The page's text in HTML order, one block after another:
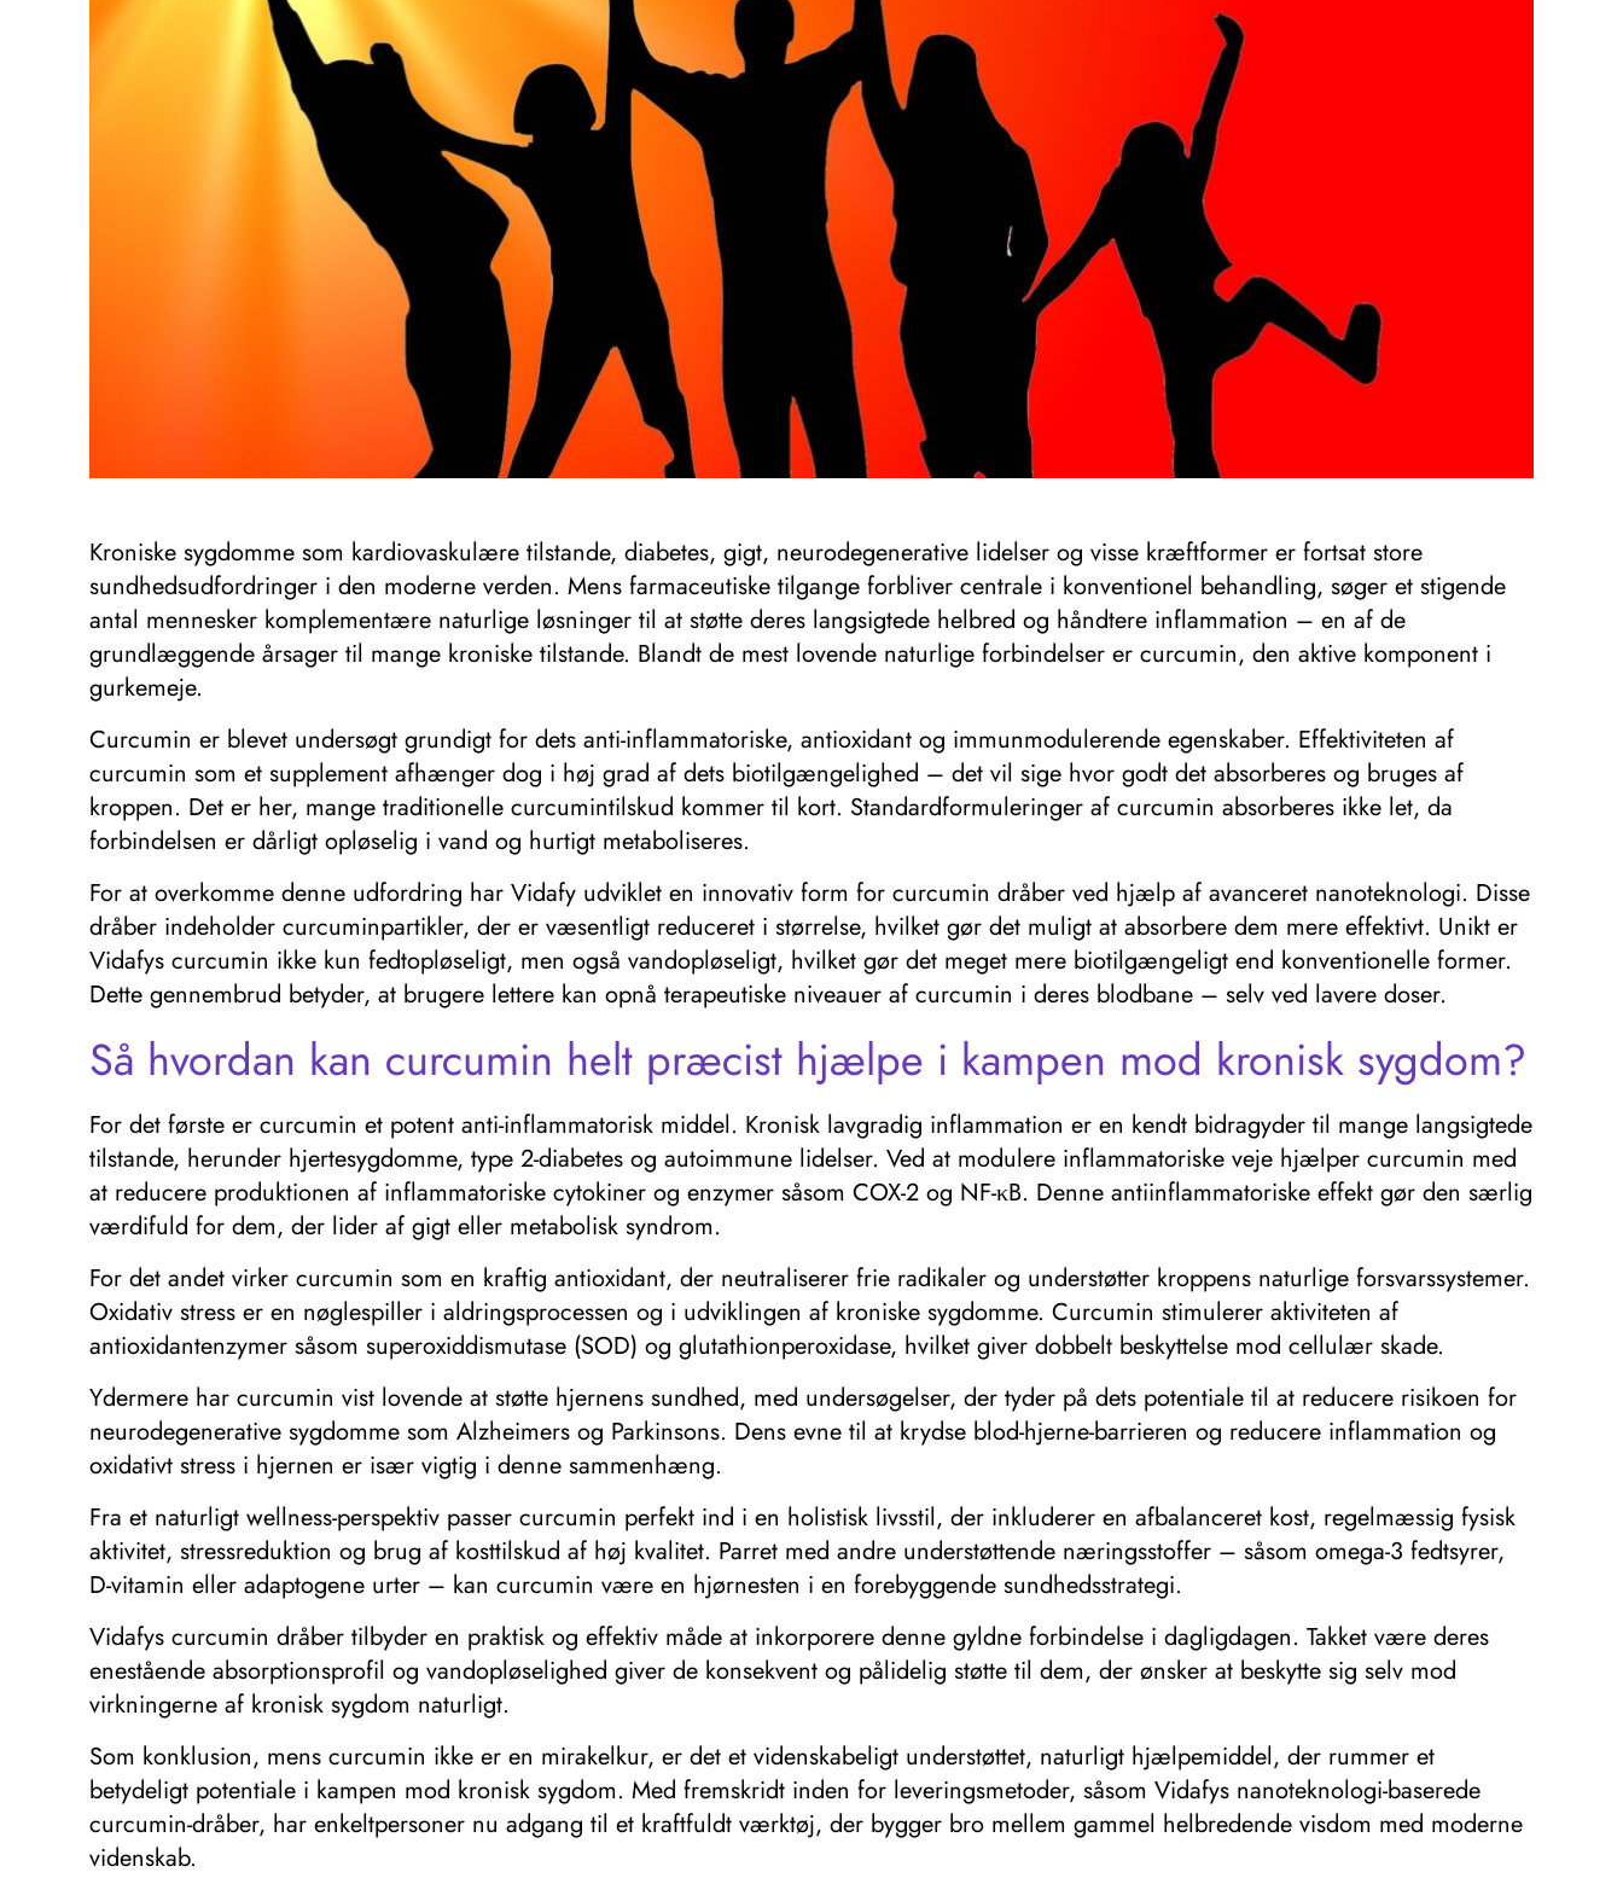
Kroniske sygdomme som kardiovaskulære tilstande, diabetes, gigt, neurodegenerative lidelser og visse kræftformer er fortsat store
sundhedsudfordringer i den moderne verden. Mens farmaceutiske tilgange forbliver centrale i konventionel behandling, søger et stigende
antal mennesker komplementære naturlige løsninger til at støtte deres langsigtede helbred og håndtere inflammation – en af ​​de
grundlæggende årsager til mange kroniske tilstande. Blandt de mest lovende naturlige forbindelser er curcumin, den aktive komponent i
gurkemeje.
Curcumin er blevet undersøgt grundigt for dets anti-inflammatoriske, antioxidant og immunmodulerende egenskaber. Effektiviteten af ​​
curcumin som et supplement afhænger dog i høj grad af dets biotilgængelighed – det vil sige hvor godt det absorberes og bruges af
kroppen. Det er her, mange traditionelle curcumintilskud kommer til kort. Standardformuleringer af curcumin absorberes ikke let, da
forbindelsen er dårligt opløselig i vand og hurtigt metaboliseres.
For at overkomme denne udfordring har Vidafy udviklet en innovativ form for curcumin dråber ved hjælp af avanceret nanoteknologi. Disse
dråber indeholder curcuminpartikler, der er væsentligt reduceret i størrelse, hvilket gør det muligt at absorbere dem mere effektivt. Unikt er
Vidafys curcumin ikke kun fedtopløseligt, men også vandopløseligt, hvilket gør det meget mere biotilgængeligt end konventionelle former.
Dette gennembrud betyder, at brugere lettere kan opnå terapeutiske niveauer af curcumin i deres blodbane – selv ved lavere doser.
Så hvordan kan curcumin helt præcist hjælpe i kampen mod kronisk sygdom?
For det første er curcumin et potent anti-inflammatorisk middel. Kronisk lavgradig inflammation er en kendt bidragyder til mange langsigtede
tilstande, herunder hjertesygdomme, type 2-diabetes og autoimmune lidelser. Ved at modulere inflammatoriske veje hjælper curcumin med
at reducere produktionen af ​​inflammatoriske cytokiner og enzymer såsom COX-2 og NF-κB. Denne antiinflammatoriske effekt gør den særlig
værdifuld for dem, der lider af gigt eller metabolisk syndrom.
For det andet virker curcumin som en kraftig antioxidant, der neutraliserer frie radikaler og understøtter kroppens naturlige forsvarssystemer.
Oxidativ stress er en nøglespiller i aldringsprocessen og i udviklingen af ​​kroniske sygdomme. Curcumin stimulerer aktiviteten af ​​
antioxidantenzymer såsom superoxiddismutase (SOD) og glutathionperoxidase, hvilket giver dobbelt beskyttelse mod cellulær skade.
Ydermere har curcumin vist lovende at støtte hjernens sundhed, med undersøgelser, der tyder på dets potentiale til at reducere risikoen for
neurodegenerative sygdomme som Alzheimers og Parkinsons. Dens evne til at krydse blod-hjerne-barrieren og reducere inflammation og
oxidativt stress i hjernen er især vigtig i denne sammenhæng.
Fra et naturligt wellness-perspektiv passer curcumin perfekt ind i en holistisk livsstil, der inkluderer en afbalanceret kost, regelmæssig fysisk
aktivitet, stressreduktion og brug af kosttilskud af høj kvalitet. Parret med andre understøttende næringsstoffer – såsom omega-3 fedtsyrer,
D-vitamin eller adaptogene urter – kan curcumin være en hjørnesten i en forebyggende sundhedsstrategi.
Vidafys curcumin dråber tilbyder en praktisk og effektiv måde at inkorporere denne gyldne forbindelse i dagligdagen. Takket være deres
enestående absorptionsprofil og vandopløselighed giver de konsekvent og pålidelig støtte til dem, der ønsker at beskytte sig selv mod
virkningerne af kronisk sygdom naturligt.
Som konklusion, mens curcumin ikke er en mirakelkur, er det et videnskabeligt understøttet, naturligt hjælpemiddel, der rummer et
betydeligt potentiale i kampen mod kronisk sygdom. Med fremskridt inden for leveringsmetoder, såsom Vidafys nanoteknologi-baserede
curcumin-dråber, har enkeltpersoner nu adgang til et kraftfuldt værktøj, der bygger bro mellem gammel helbredende visdom med moderne
videnskab.